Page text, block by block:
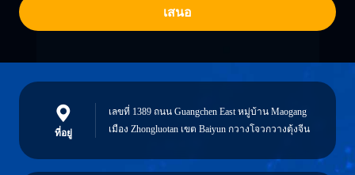
เสนอ
ที่อยู่
เลขที่ 1389 ถนน Guangchen East หมู่บ้าน Maogang
เมือง Zhongluotan เขต Baiyun กวางโจวกวางตุ้งจีน